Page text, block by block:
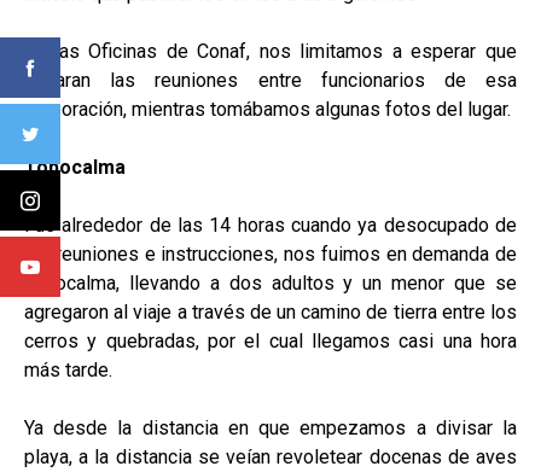
En las Oficinas de Conaf, nos limitamos a esperar que
pasaran las reuniones entre funcionarios de esa
corporación, mientras tomábamos algunas fotos del lugar.
Topocalma
Fue alrededor de las 14 horas cuando ya desocupado de
las reuniones e instrucciones, nos fuimos en demanda de
Topocalma, llevando a dos adultos y un menor que se
agregaron al viaje a través de un camino de tierra entre los
cerros y quebradas, por el cual llegamos casi una hora
más tarde.
Ya desde la distancia en que empezamos a divisar la
playa, a la distancia se veían revoletear docenas de aves